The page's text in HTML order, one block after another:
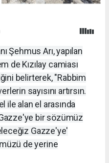
Şehmus Arı, yapılan
de Kızılay camiası
belirterek, "Rabbim
sayısını artırsın.
ile alan el arasında
bir sözümüz
Gazze'ye'
de yerine